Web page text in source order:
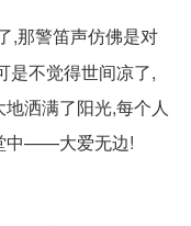
,那警笛声仿佛是对
是不觉得世间凉了,
洒满了阳光,每个人
中——大爱无边!